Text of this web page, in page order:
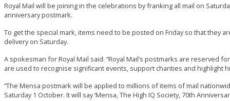
Royal Mail will be joining in the celebrations by franking all mail on
anniversary postmark.
To get the special mark, items need to be posted on Friday so that they
delivery on Saturday.
A spokesman for Royal Mail said: “Royal Mail’s postmarks are reserved
are used to recognise significant events, support charities and highlight
“The Mensa postmark will be applied to millions of items of mail
Saturday 1 October. It will say ‘Mensa, The High IQ Society, 70th